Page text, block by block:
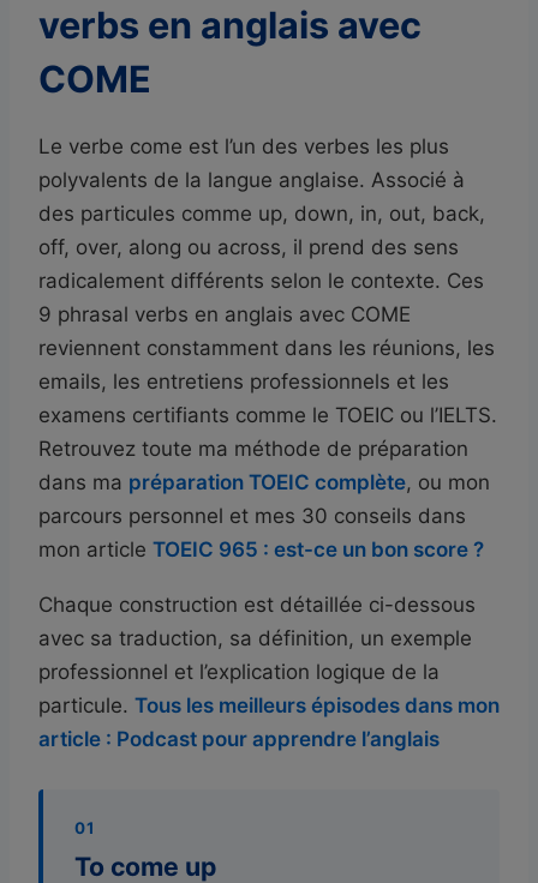
verbs en anglais avec
COME
Le verbe come est l’un des verbes les plus
polyvalents de la langue anglaise. Associé à
des particules comme up, down, in, out, back,
off, over, along ou across, il prend des sens
radicalement différents selon le contexte. Ces
9 phrasal verbs en anglais avec COME
reviennent constamment dans les réunions, les
emails, les entretiens professionnels et les
examens certifiants comme le TOEIC ou l’IELTS.
Retrouvez toute ma méthode de préparation
dans ma préparation TOEIC complète, ou mon
parcours personnel et mes 30 conseils dans
mon article TOEIC 965 : est-ce un bon score ?
Chaque construction est détaillée ci-dessous
avec sa traduction, sa définition, un exemple
professionnel et l’explication logique de la
particule. Tous les meilleurs épisodes dans mon
article : Podcast pour apprendre l’anglais
01
To come up